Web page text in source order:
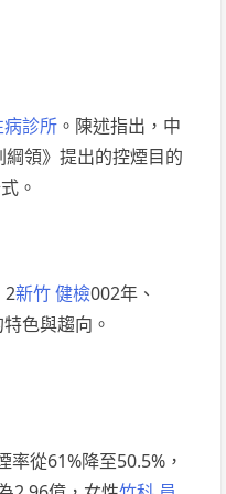
診所 。陳述指出，中
綱領》提出的控煙目的
。
2新竹 健檢002年、
色與趨向。
從61%降至50.5%，